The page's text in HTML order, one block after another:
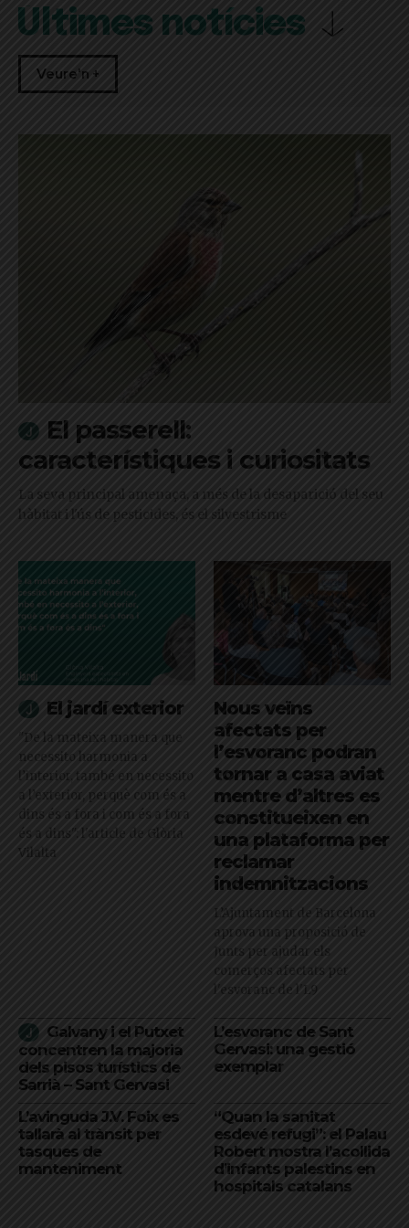
Últimes notícies
Veure'n +
El passerell:
característiques i curiositats
La seva principal amenaça, a més de la desaparició del seu
hàbitat i l'ús de pesticides, és el silvestrisme
El jardí exterior
"De la mateixa manera que
necessito harmonia a
l’interior, també en necessito
a l’exterior, perquè com és a
dins és a fora i com és a fora
és a dins": l'article de Glòria
Vilalta
Nous veïns
afectats per
l’esvoranc podran
tornar a casa aviat
mentre d’altres es
constitueixen en
una plataforma per
reclamar
indemnitzacions
L’Ajuntament de Barcelona
aprova una proposició de
Junts per ajudar els
comerços afectats per
l'esvoranc de l'L9
Galvany i el Putxet
concentren la majoria
dels pisos turístics de
Sarrià – Sant Gervasi
L’esvoranc de Sant
Gervasi: una gestió
exemplar
L’avinguda J.V. Foix es
tallarà al trànsit per
tasques de
manteniment
“Quan la sanitat
esdevé refugi”: el Palau
Robert mostra l’acollida
d’infants palestins en
hospitals catalans